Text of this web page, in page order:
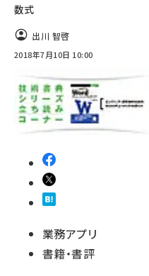
数式
出川 智啓
2018年7月10日 10:00
業務アプリ
書籍・書評